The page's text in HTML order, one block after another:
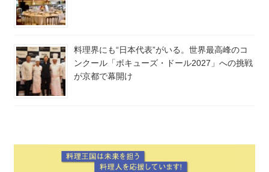
料理界にも“日本代表”がいる。世界最高峰のコ
ンクール「ボキューズ・ドール2027」への挑戦
が京都で幕開け